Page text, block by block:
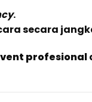
.
secara
profesional